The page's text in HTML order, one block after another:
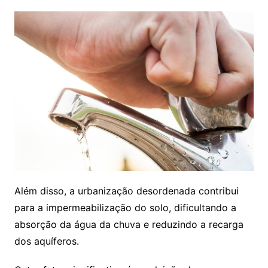
Além disso, a urbanização desordenada contribui
para a impermeabilização do solo, dificultando a
absorção da água da chuva e reduzindo a recarga
dos aquíferos.